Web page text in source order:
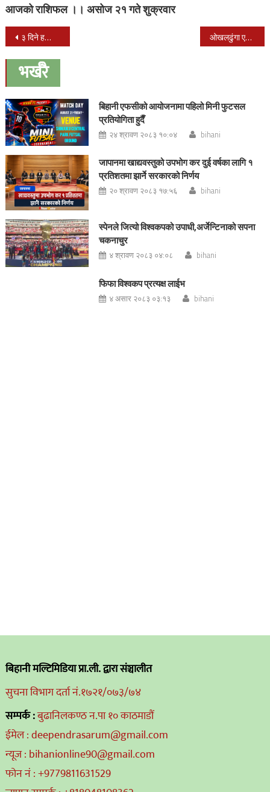
आजको राशिफल ।। असोज २१ गते शुक्रवार
Post
navigation
३ दिने हस्पिटालिटी कुक तालिम सम्पन्न ओखलढुंगा एकता सेवा समाज मलेसियाको दोश्रो अधिबेशन क्वालालम्पुरमा सम्पन्न
भर्खरै
बिहानी एफसीको आयोजनामा पहिलो मिनी फुटसल
प्रतियोगिता हुदैँ
२४ श्रावण २०८३ १०:०४ bihani
जापानमा खाद्यवस्तुको उपभोग कर दुई वर्षका लागि १
प्रतिशतमा झार्ने सरकारको निर्णय
२० श्रावण २०८३ १७:५६ bihani
स्पेनले जित्यो विश्वकपको उपाधी,अर्जेन्टिनाको सपना
चकनाचुर
४ श्रावण २०८३ ०४:०८ bihani
फिफा विश्वकप प्रत्यक्ष लाईभ
४ असार २०८३ ०३:१३ bihani
बिहानी मल्टिमिडिया प्रा.ली. द्वारा संञ्चालीत
सुचना विभाग दर्ता नं.१७२१/०७३/७४
सम्पर्क :बुढानिलकण्ठ न.पा १० काठमाडौं
ईमेल : deependrasarum@gmail.com
न्यूज : bihanionline90@gmail.com
फोन नं : +9779811631529